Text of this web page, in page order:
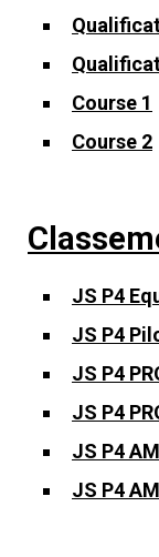
Course 1
Course 2
JS P4
JS P4
JS P4
JS P4
JS P4
JS P4